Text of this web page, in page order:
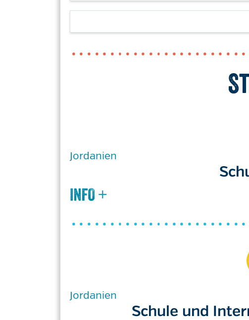
Jordanien
Jordanien
Schule und